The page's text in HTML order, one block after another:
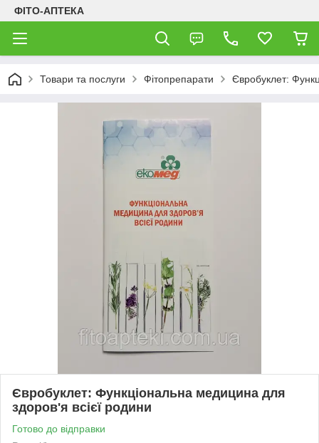
ФІТО-АПТЕКА
Товари та послуги Фітопрепарати Євробуклет:
Євробуклет: Функціональна медицина для
здоров'я всієї родини
Готово до відправки